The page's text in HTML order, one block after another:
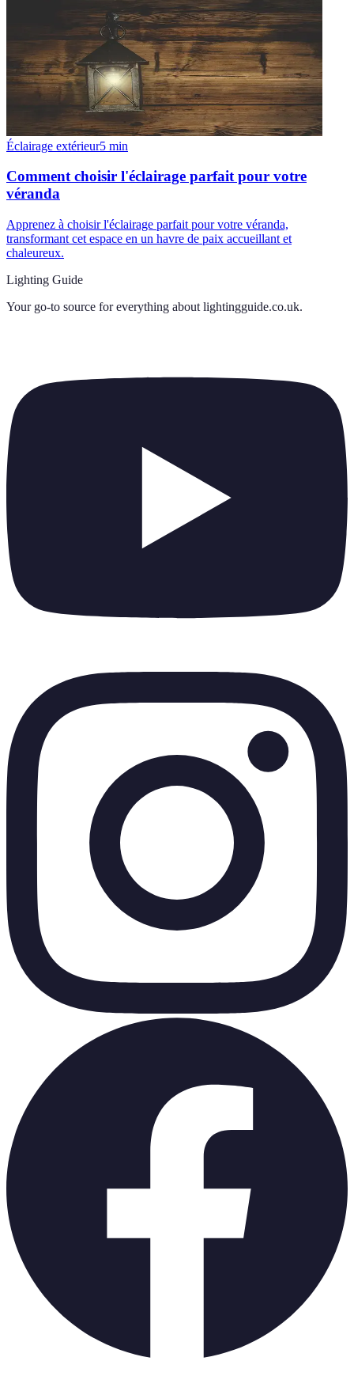
Éclairage extérieur5 min
Comment choisir l'éclairage parfait pour votre
véranda
Apprenez à choisir l'éclairage parfait pour votre véranda,
transformant cet espace en un havre de paix accueillant et
chaleureux.
Lighting Guide
Your go-to source for everything about lightingguide.co.uk.